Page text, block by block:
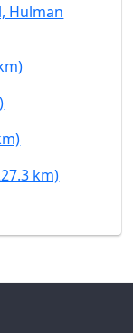
Hulman
km)